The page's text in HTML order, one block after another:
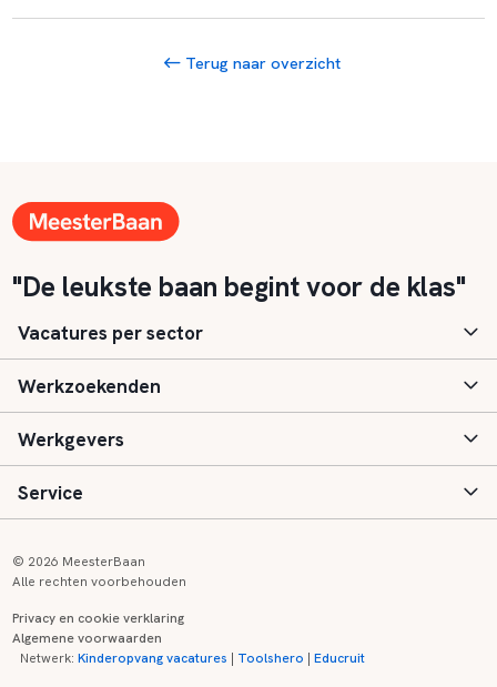
Terug naar overzicht
"De leukste baan begint voor de klas"
Vacatures per sector
Basisonderwijs
Speciaal (basis) onderwijs
Voortgezet onderwijs
Kinderopvang
Werkzoekenden
Aanmelden
Vacatures
Zij-instroom informatie
Werkgevers
Inloggen
Registreren
Service
Onderwijs links
© 2026 MeesterBaan
Alle rechten voorbehouden
Privacy en cookie verklaring
Algemene voorwaarden
Netwerk:Kinderopvang vacatures | Toolshero |Educruit